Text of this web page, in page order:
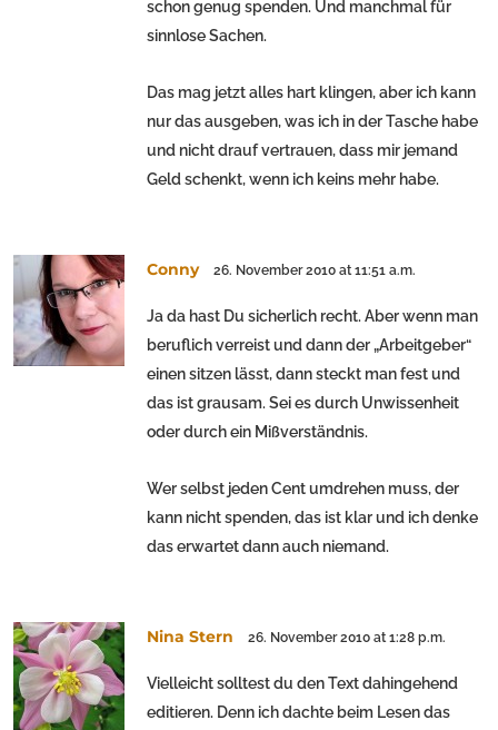
schon genug spenden. Und manchmal für
sinnlose Sachen.
Das mag jetzt alles hart klingen, aber ich kann
nur das ausgeben, was ich in der Tasche habe
und nicht drauf vertrauen, dass mir jemand
Geld schenkt, wenn ich keins mehr habe.
Conny 26. November 2010 at 11:51 a.m.
Ja da hast Du sicherlich recht. Aber wenn man
beruflich verreist und dann der „Arbeitgeber“
einen sitzen lässt, dann steckt man fest und
das ist grausam. Sei es durch Unwissenheit
oder durch ein Mißverständnis.
Wer selbst jeden Cent umdrehen muss, der
kann nicht spenden, das ist klar und ich denke
das erwartet dann auch niemand.
Nina Stern 26. November 2010 at 1:28 p.m.
Vielleicht solltest du den Text dahingehend
editieren. Denn ich dachte beim Lesen das